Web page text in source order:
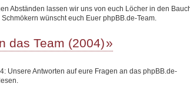
Abständen lassen wir uns von euch Löcher in den
wünscht euch Euer phpBB.de-Team.
das Team (2004)
Unsere Antworten auf eure Fragen an das phpBB.de-